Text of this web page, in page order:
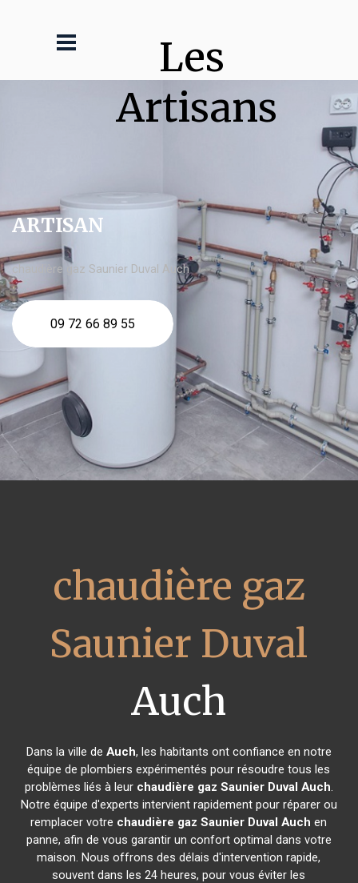
Les
Artisans
ARTISAN
chaudière gaz Saunier Duval Auch
09 72 66 89 55
chaudière gaz
Saunier Duval
Auch
Dans la ville de Auch, les habitants ont confiance en notre
équipe de plombiers expérimentés pour résoudre tous les
problèmes liés à leur chaudière gaz Saunier Duval Auch.
Notre équipe d'experts intervient rapidement pour réparer ou
remplacer votre chaudière gaz Saunier Duval Auch en
panne, afin de vous garantir un confort optimal dans votre
maison. Nous offrons des délais d'intervention rapide,
souvent dans les 24 heures, pour vous éviter les